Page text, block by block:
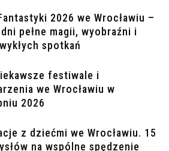
2026 we Wrocławiu –
pełne magii, wyobraźni i
spotkań
festiwale i
we Wrocławiu w
2026
z dziećmi we Wrocławiu. 15
na wspólne spędzenie